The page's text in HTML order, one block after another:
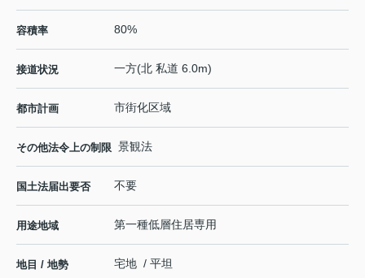
容積率 80%
接道状況 一方(北 私道 6.0m)
都市計画 市街化区域
その他法令上の制限 景観法
国土法届出要否 不要
用途地域 第一種低層住居専用
地目 / 地勢 宅地 / 平坦